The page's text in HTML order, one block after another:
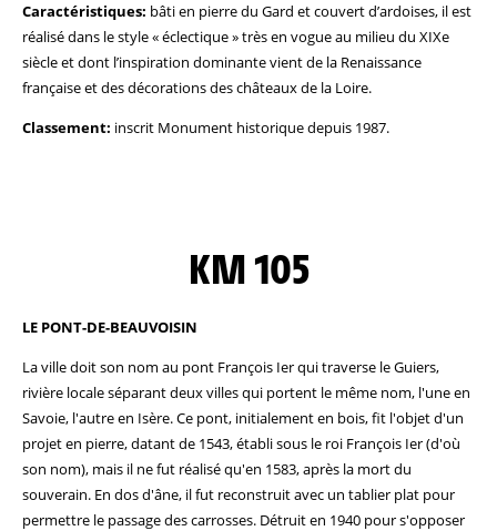
Caractéristiques: bâti en pierre du Gard et couvert d’ardoises, il est
réalisé dans le style « éclectique » très en vogue au milieu du XIXe
siècle et dont l’inspiration dominante vient de la Renaissance
française et des décorations des châteaux de la Loire.
Classement: inscrit Monument historique depuis 1987.
KM 105
LE PONT-DE-BEAUVOISIN
La ville doit son nom au pont François Ier qui traverse le Guiers,
rivière locale séparant deux villes qui portent le même nom, l'une en
Savoie, l'autre en Isère. Ce pont, initialement en bois, fit l'objet d'un
projet en pierre, datant de 1543, établi sous le roi François Ier (d'où
son nom), mais il ne fut réalisé qu'en 1583, après la mort du
souverain. En dos d'âne, il fut reconstruit avec un tablier plat pour
permettre le passage des carrosses. Détruit en 1940 pour s'opposer